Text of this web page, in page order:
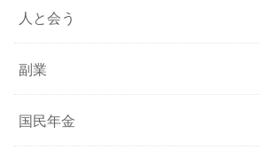
人と会う
副業
国民年金